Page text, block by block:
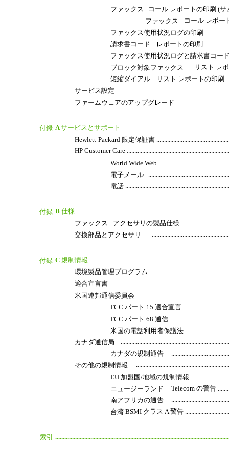
ファックス
コール レポートの印刷 (サ
ファックス
コール レポー
ファックス使用状況ログの印刷
請求書コード
レポートの印刷
ファックス使用状況ログと請求書コー
ブロック対象ファックス
リスト レポ
短縮ダイアル
リスト レポートの印刷
サービス設定
ファームウェアのアップグレード
付録 Aサービスとサポート
Hewlett-Packard 限定保証書
HP Customer Care
World Wide Web
電子メール
電話
付録 B 仕様
ファックス
アクセサリの製品仕様
交換部品とアクセサリ
付録 C 規制情報
環境製品管理プログラム
適合宣言書
米国連邦通信委員会
FCC パート 15 適合宣言
FCC パート 68 通信
米国の電話利用者保護法
カナダ通信局
カナダの規制通告
その他の規制情報
EU 加盟国/地域の規制情報
ニュージーランド
Telecom の警告
南アフリカの通告
台湾 BSMI クラス A 警告
索引